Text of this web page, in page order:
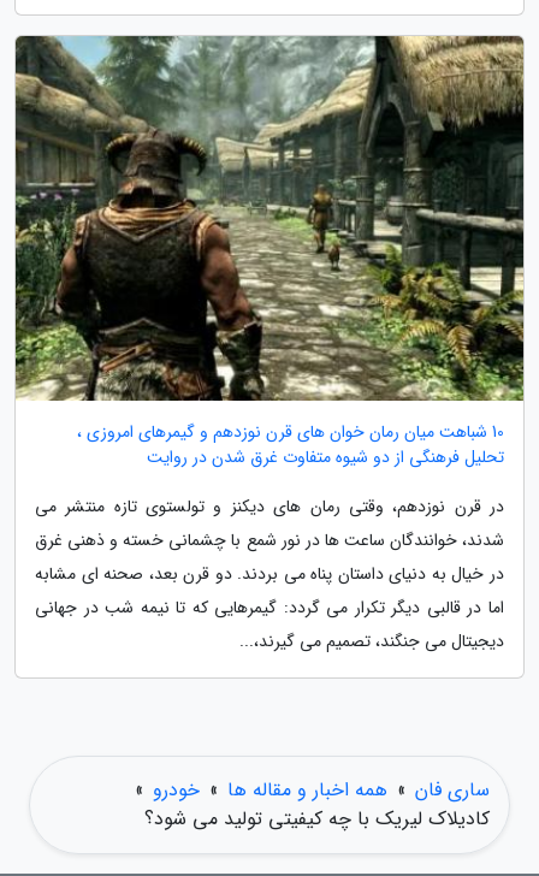
10 شباهت میان رمان خوان های قرن نوزدهم و گیمرهای امروزی ،
تحلیل فرهنگی از دو شیوه متفاوت غرق شدن در روایت
در قرن نوزدهم، وقتی رمان های دیکنز و تولستوی تازه منتشر می
شدند، خوانندگان ساعت ها در نور شمع با چشمانی خسته و ذهنی غرق
در خیال به دنیای داستان پناه می بردند. دو قرن بعد، صحنه ای مشابه
اما در قالبی دیگر تکرار می گردد: گیمرهایی که تا نیمه شب در جهانی
دیجیتال می جنگند، تصمیم می گیرند،...
ساری فان » همه اخبار و مقاله ها » خودرو »
کادیلاک لیریک با چه کیفیتی تولید می شود؟